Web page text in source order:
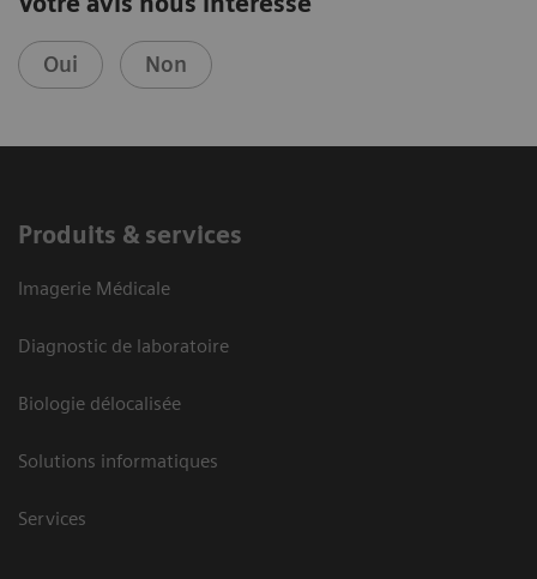
Oui Non
Produits & services
Imagerie Médicale
Diagnostic de laboratoire
Biologie délocalisée
Solutions informatiques
Services